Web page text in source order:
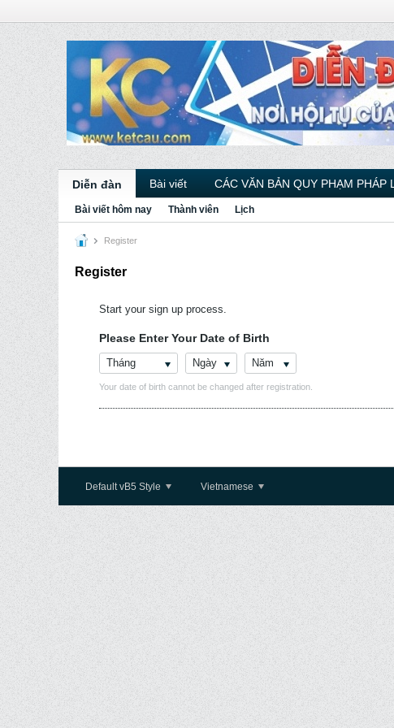
Diễn đàn Bài viết CÁC VĂN BẢN QUY PHẠM PHÁP
Bài viết hôm nay Thành viên Lịch
Register
Register
Start your sign up process.
Please Enter Your Date of Birth
Tháng Ngày Năm
Your date of birth cannot be changed after registration.
Default vB5 Style Vietnamese